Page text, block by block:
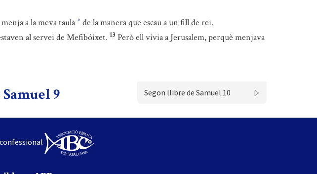
a la meva taula * de la manera que escau a un fill de rei.
al servei de Mefibóixet. 13 Però ell vivia a Jerusalem, perquè menjava
9 Segon llibre de Samuel 10